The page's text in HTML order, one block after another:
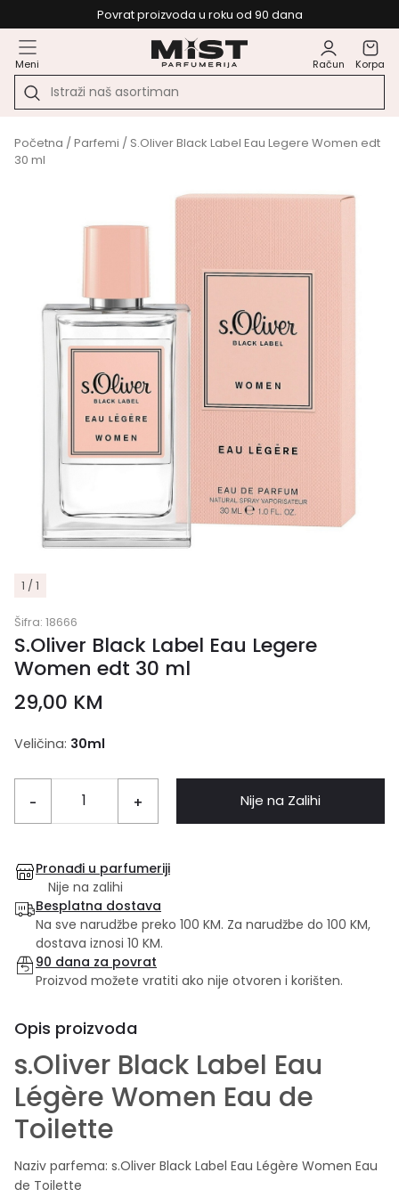
Povrat proizvoda u roku od 90 dana
Meni Račun Korpa
Početna /Parfemi / S.Oliver Black Label Eau Legere Women edt
30 ml
1 / 1
Šifra: 18666
S.Oliver Black Label Eau Legere
Women edt 30 ml
29,00 KM
Veličina: 30ml
- + Nije na Zalihi
Pronađi u parfumeriji
Nije na zalihi
Besplatna dostava
Na sve narudžbe preko 100 KM. Za narudžbe do 100 KM,
dostava iznosi 10 KM.
90 dana za povrat
Proizvod možete vratiti ako nije otvoren i korišten.
Opis proizvoda
s.Oliver Black Label Eau
Légère Women Eau de
Toilette
Naziv parfema: s.Oliver Black Label Eau Légère Women Eau
de Toilette